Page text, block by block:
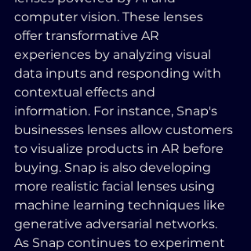
computer vision. These lenses
offer transformative AR
experiences by analyzing visual
data inputs and responding with
contextual effects and
information. For instance, Snap's
businesses lenses allow customers
to visualize products in AR before
buying. Snap is also developing
more realistic facial lenses using
machine learning techniques like
generative adversarial networks.
As Snap continues to experiment